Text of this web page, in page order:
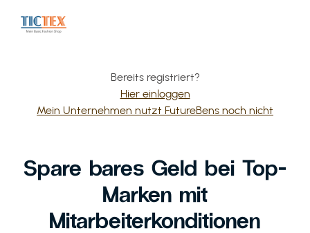
Bereits registriert?
Hier einloggen
Mein Unternehmen nutzt FutureBens noch nicht
Spare bares Geld bei Top-
Marken mit
Mitarbeiterkonditionen